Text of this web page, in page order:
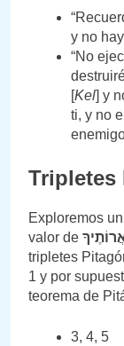
y no
“No
[Kel] y
ti, y no
Exploremos
valor de
tripletes
1 y por
teorema de
3, 4, 5